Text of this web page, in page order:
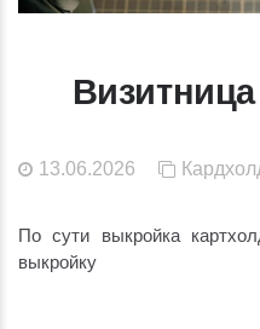
13.06.2026
По сути выкройка
выкройку